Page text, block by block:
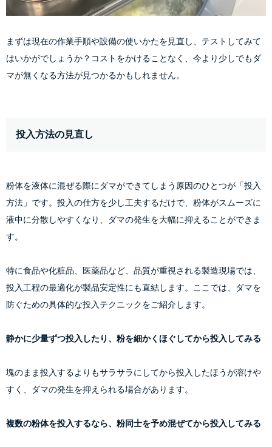
まずは現在の作業手順や設備の使いかたを見直し、テストしてみて
はいかがでしょうか？コストをかけることなく、今より少しでもダ
マが無くなる方法が見つかるかもしれません。
投入方法の見直し
粉体を液体に混ぜる際にダマができてしまう原因のひとつが「投入
方法」です。投入の仕方を少し工夫するだけで、粉体がスムーズに
液中に分散しやすくなり、ダマの発生を大幅に抑えることができま
す。
特に食品や化粧品、医薬品など、品質が重視される製造現場では、
投入工程の最適化が製品安定性にも直結します。ここでは、ダマを
防ぐための具体的な投入テクニックをご紹介します。
静かに少量ずつ投入したり、粉を細かくほぐしてから投入してみる
塊のまま投入するよりもサラサラにしてから投入したほうが溶けや
すく、ダマの発生を抑えられる場合があります。
複数の粉体を投入するなら、粉同士を予め混ぜてから投入してみる